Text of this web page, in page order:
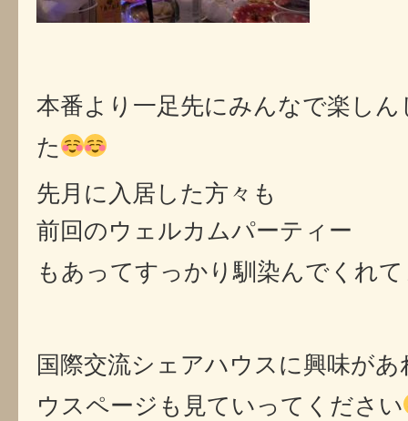
本番より一足先にみんなで楽し
た
先月に入居した方々も
前回のウェルカムパーティー
もあってすっかり馴染んでくれ
国際交流シェアハウスに興味が
ウスページも見ていってください